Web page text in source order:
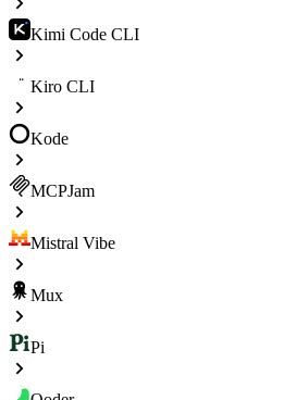
Kimi Code CLI
Kiro CLI
Kode
MCPJam
Mistral Vibe
Mux
Pi